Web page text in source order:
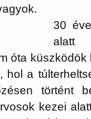
30
óta küszködök
hol a
történt
kezei